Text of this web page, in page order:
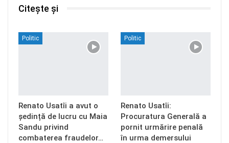
Citește și
Politic
Renato Usatîi a avut o
ședință de lucru cu Maia
Sandu privind
combaterea fraudelor…
Politic
Renato Usatîi:
Procuratura Generală a
pornit urmărire penală
în urma demersului